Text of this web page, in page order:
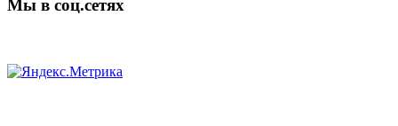
Мы в соц.сетях